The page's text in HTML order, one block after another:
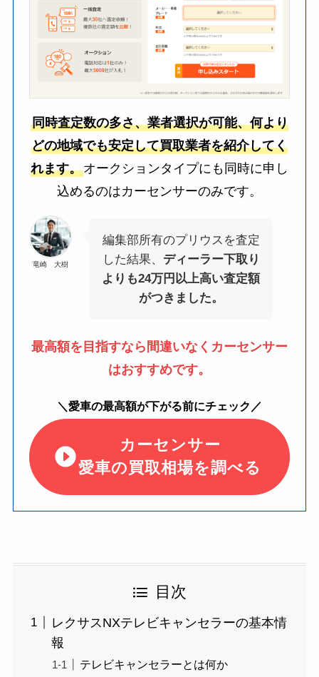
同時査定数の多さ、業者選択が可能、何より
どの地域でも安定して買取業者を紹介してく
れます。オークションタイプにも同時に申し
込めるのはカーセンサーのみです。
竜崎 大樹
編集部所有のプリウスを査定
した結果、 ディーラー下取り
よりも24万円以上高い査定額
がつきました。
最高額を目指すなら間違いなくカーセンサー
はおすすめです。
＼愛車の最高額が下がる前にチェック／
カーセンサー
愛車の買取相場を調べる
目次
レクサスNXテレビキャンセラーの基本情
報
テレビキャンセラーとは何か